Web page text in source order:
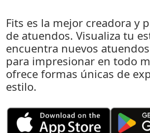
Fits es la mejor creadora y
de atuendos. Visualiza tu
encuentra nuevos
para impresionar en todo
ofrece formas únicas de
estilo.